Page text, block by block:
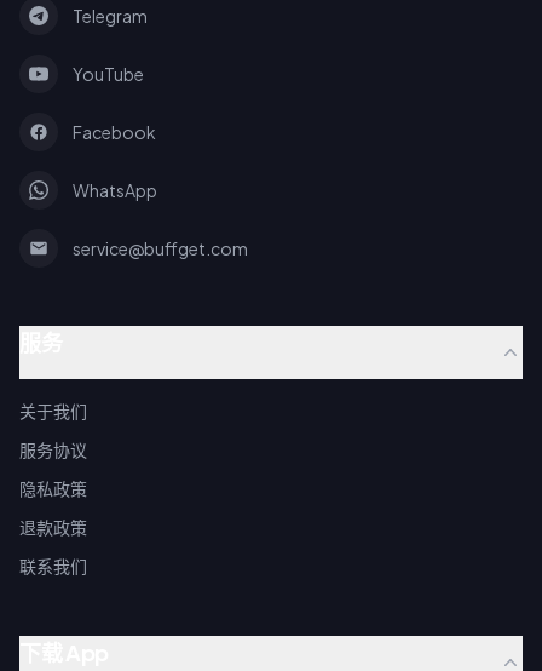
Telegram
YouTube
Facebook
WhatsApp
service@buffget.com
关于我们
服务协议
隐私政策
退款政策
联系我们